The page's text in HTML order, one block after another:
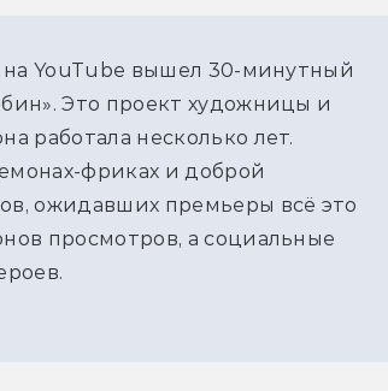
на YouTube вышел 30-минутный
Это проект художницы и
работала несколько лет.
фриках и доброй
ожидавших премьеры всё это
просмотров, а социальные